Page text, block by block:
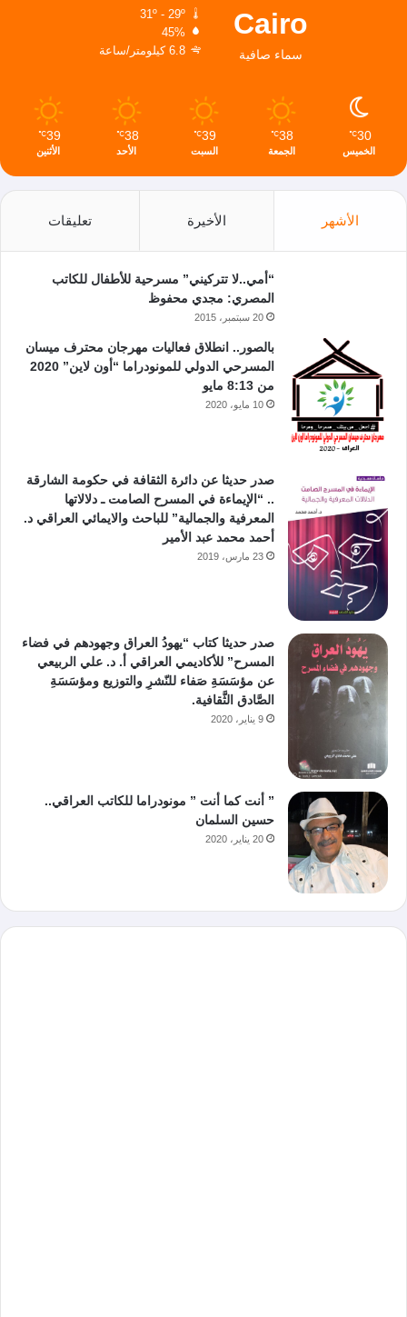
Cairo
سماء صافية
45%
6.8 كيلومتر/ساعة
30
℃
الخميس
38
℃
الجمعة
39
℃
السبت
38
℃
الأحد
39
℃
الأثنين
الأشهر الأخيرة تعليقات
“أمي..لا تتركيني” مسرحية للأطفال للكاتب
المصري: مجدي محفوظ
20 سبتمبر، 2015
بالصور.. انطلاق فعاليات مهرجان محترف ميسان
المسرحي الدولي للمونودراما “أون لاين” 2020
من 8:13 مايو
10 مايو، 2020
صدر حديثا عن دائرة الثقافة في حكومة الشارقة
.. “الإيماءة في المسرح الصامت ـ دلالاتها
المعرفية والجمالية” للباحث والايمائي العراقي د.
أحمد محمد عبد الأمير
23 مارس، 2019
صدر حديثا كتاب “يهودُ العراق وجهودهم في فضاء
المسرح” للأكاديمي العراقي أ. د. علي الربيعي
عن مؤسَسَةِ صَفاء للنّشرِ والتوزيع ومؤسَسَةِ
الصَّادق الثَّقافية.
9 يناير، 2020
” أنت كما أنت ” مونودراما للكاتب العراقي..
حسين السلمان
20 يناير، 2020